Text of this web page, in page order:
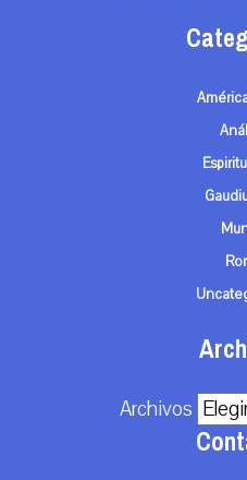
Archivos